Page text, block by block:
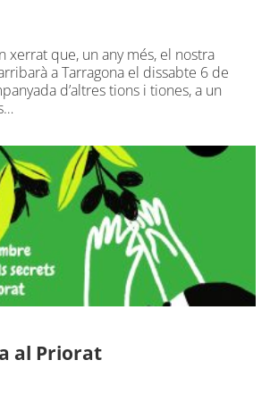
xerrat que, un any més, el nostra
a Tarragona el dissabte 6 de
d’altres tions i tiones, a un
al Priorat